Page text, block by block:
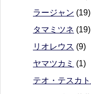
ラージャン (19)
タマミツネ (19)
リオレウス (9)
ヤマツカミ (1)
テオ・テスカ